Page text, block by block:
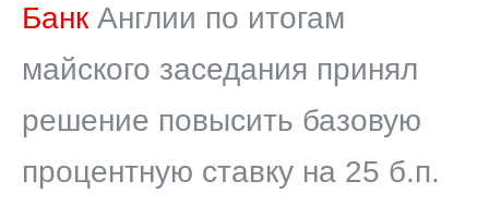
Банк Англии по итогам
майского заседания принял
решение повысить базовую
процентную ставку на 25 б.п.